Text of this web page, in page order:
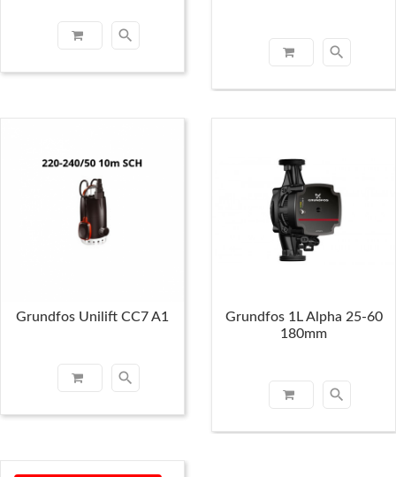
search
search
Grundfos Unilift CC7 A1
search
Grundfos 1L Alpha 25-60
180mm
search